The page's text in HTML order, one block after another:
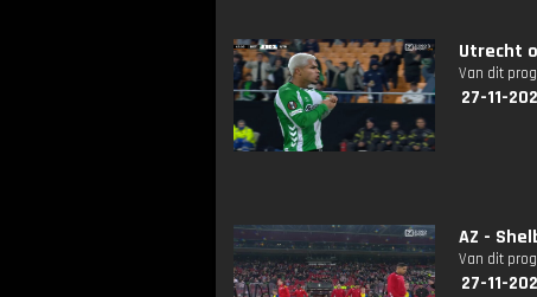
Utrecht
Van dit
27-11-
AZ -
Van dit
27-11-